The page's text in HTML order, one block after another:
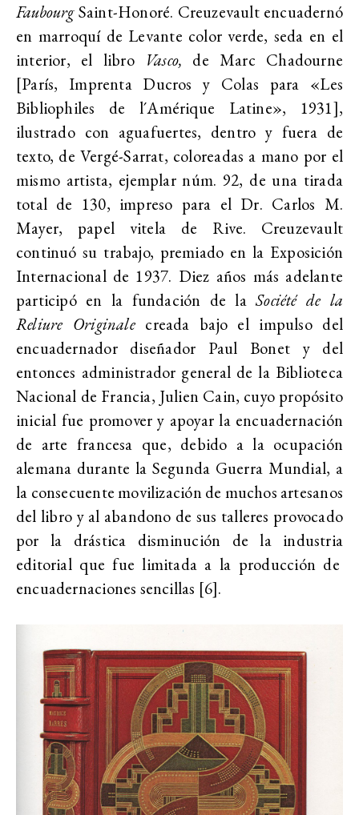
FaubourgSaint-Honoré. Creuzevault encuadernó
en marroquí de Levante color verde, seda en el
interior, el libro Vasco, de Marc Chadourne
[París, Imprenta Ducros y Colas para «Les
Bibliophiles de l´Amérique Latine», 1931],
ilustrado con aguafuertes, dentro y fuera de
texto, de Vergé-Sarrat, coloreadas a mano por el
mismo artista, ejemplar núm. 92, de una tirada
total de 130, impreso para el Dr. Carlos M.
Mayer, papel vitela de Rive. Creuzevault
continuó su trabajo, premiado en la Exposición
Internacional de 1937. Diez años más adelante
participó en la fundación de laSociété de la
Reliure Originalecreada bajo el impulso del
encuadernador diseñador Paul Bonet y del
entonces administrador general de la Biblioteca
Nacional de Francia, Julien Cain, cuyo propósito
inicial fue promover y apoyar la encuadernación
de arte francesa que, debido a la ocupación
alemana durante la Segunda Guerra Mundial, a
la consecuente movilización de muchos artesanos
del libro y al abandono de sus talleres provocado
por la drástica disminución de la industria
editorial que fue limitada a la producción de
encuadernaciones sencillas [6].